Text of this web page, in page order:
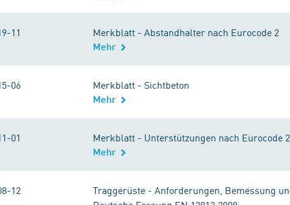
11 Merkblatt - Abstandhalter nach Eurocode 2
Mehr
06 Merkblatt - Sichtbeton
Mehr
01 Merkblatt - Unterstützungen nach Eurocode 2
Mehr
12
Traggerüste - Anforderungen, Bemessung